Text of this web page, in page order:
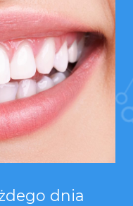
dnia